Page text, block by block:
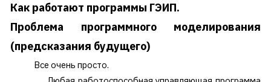
Как работают программы ГЭИП.
Проблема программного моделирования
(предсказания будущего)
Все очень просто.